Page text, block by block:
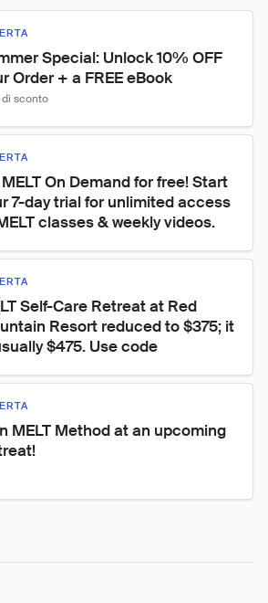
Special: Unlock 10% OFF
Order + a FREE eBook
di sconto
MELT On Demand for free! Start
7-day trial for unlimited access
classes & weekly videos.
Self-Care Retreat at Red
Resort reduced to $375; it
$475. Use code
MELT Method at an upcoming